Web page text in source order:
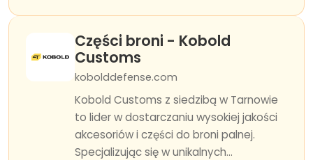
Części broni - Kobold
Customs
kobolddefense.com
Kobold Customs z siedzibą w Tarnowie
to lider w dostarczaniu wysokiej jakości
akcesoriów i części do broni palnej.
Specjalizując się w unikalnych...